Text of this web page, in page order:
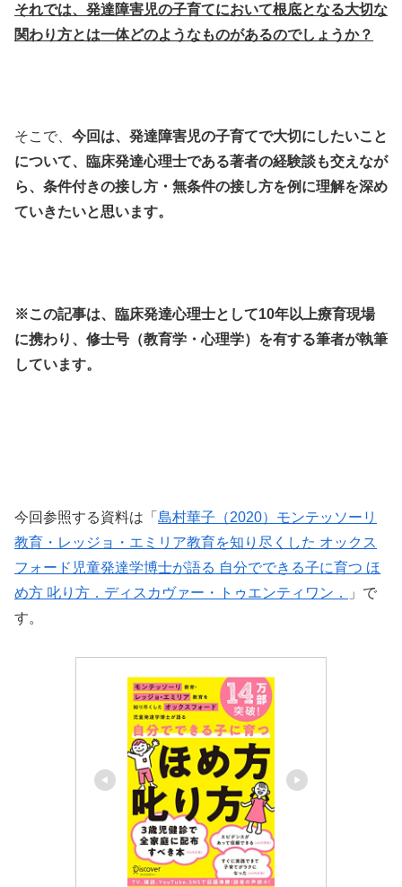
それでは、発達障害児の子育てにおいて根底となる大切な
関わり方とは一体どのようなものがあるのでしょうか？
そこで、 今回は、発達障害児の子育てで大切にしたいこと
について、臨床発達心理士である著者の経験談も交えなが
ら、条件付きの接し方・無条件の接し方を例に理解を深め
ていきたいと思います。
※この記事は、臨床発達心理士として10年以上療育現場
に携わり、修士号（教育学・心理学）を有する筆者が執筆
しています。
今回参照する資料は「 島村華子（2020）モンテッソーリ
教育・レッジョ・エミリア教育を知り尽くした オックス
フォード児童発達学博士が語る 自分でできる子に育つ ほ
め方 叱り方．ディスカヴァー・トゥエンティワン．
」で
す。